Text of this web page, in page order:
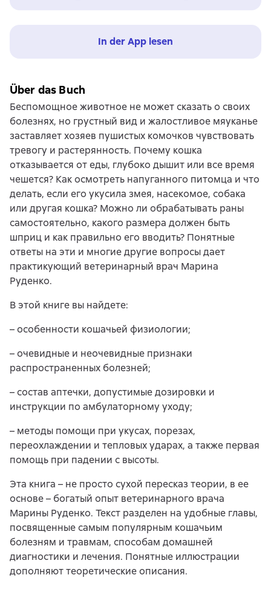
In der App lesen
Über das Buch
Беспомощное животное не может сказать о своих
болезнях, но грустный вид и жалостливое мяуканье
заставляет хозяев пушистых комочков чувствовать
тревогу и растерянность. Почему кошка
отказывается от еды, глубоко дышит или все время
чешется? Как осмотреть напуганного питомца и что
делать, если его укусила змея, насекомое, собака
или другая кошка? Можно ли обрабатывать раны
самостоятельно, какого размера должен быть
шприц и как правильно его вводить? Понятные
ответы на эти и многие другие вопросы дает
практикующий ветеринарный врач Марина
Руденко.
В этой книге вы найдете:
– особенности кошачьей физиологии;
– очевидные и неочевидные признаки
распространенных болезней;
– состав аптечки, допустимые дозировки и
инструкции по амбулаторному уходу;
– методы помощи при укусах, порезах,
переохлаждении и тепловых ударах, а также первая
помощь при падении с высоты.
Эта книга – не просто сухой пересказ теории, в ее
основе – богатый опыт ветеринарного врача
Марины Руденко. Текст разделен на удобные главы,
посвященные самым популярным кошачьим
болезням и травмам, способам домашней
диагностики и лечения. Понятные иллюстрации
дополняют теоретические описания.